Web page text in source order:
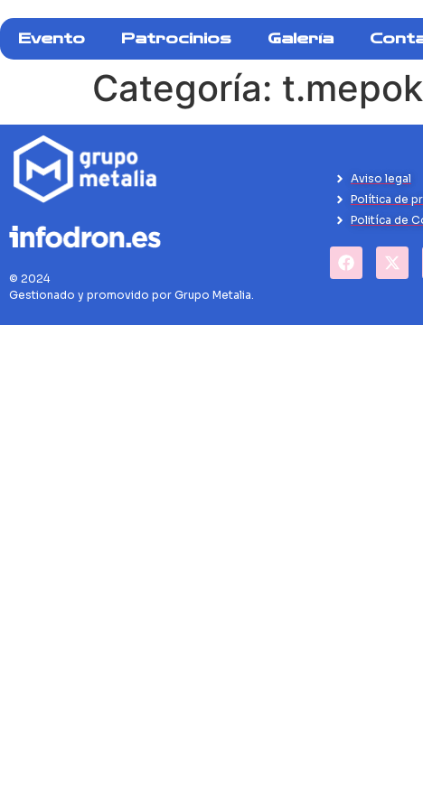
Evento Patrocinios Galería
Categoría:
© 2024
Gestionado y promovido por Grupo Metalia.
Aviso legal
Política de
Politíca de